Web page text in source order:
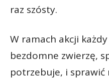
raz szósty.
W ramach akcji
bezdomne zwierzę,
potrzebuje, i sprawić